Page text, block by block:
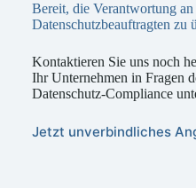
Bereit, die Verantwortung an
Datenschutzbeauftragten zu
Kontaktieren Sie uns noch
Ihr Unternehmen in Fragen
Datenschutz-Compliance
Jetzt unverbindliches